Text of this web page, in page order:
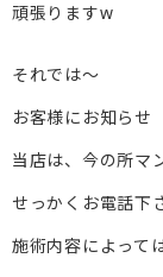
頑張りますw
それでは～
お客様にお知らせ
当店は、今の所マ
せっかくお電話下
施術内容によって